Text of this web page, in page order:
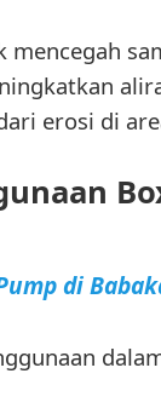
erosi di
di